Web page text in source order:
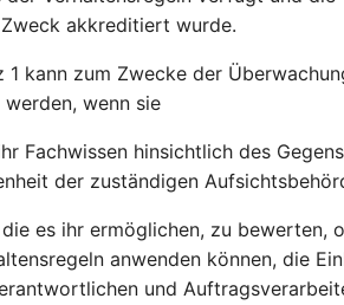
akkreditiert wurde.
1 kann zum Zwecke der
wenn sie
Fachwissen hinsichtlich des
der zuständigen
es ihr ermöglichen, zu bewerten,
anwenden können, die
und